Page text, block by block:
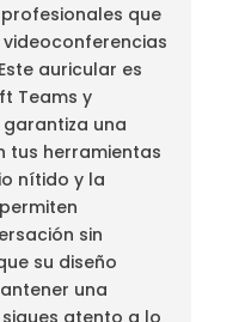
que
auricular es
Teams y
una
tus herramientas
nítido y la
sin
su diseño
una
atento a lo